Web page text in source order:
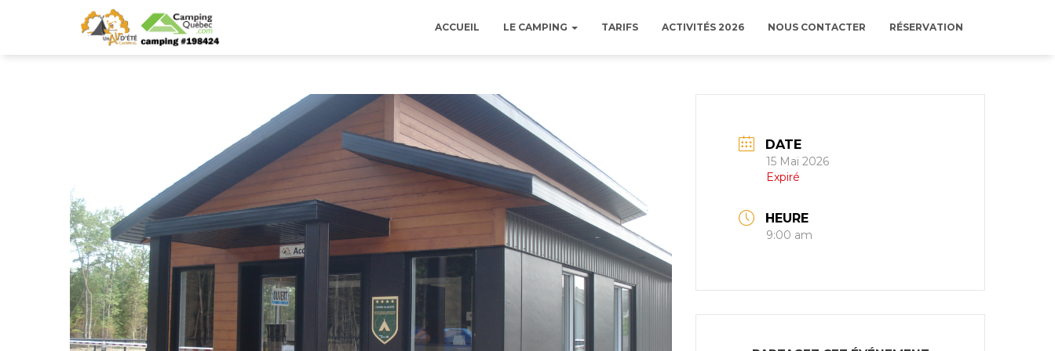
ACCUEIL LE CAMPING TARIFS ACTIVITÉS 2026 NOUS CONTACTER RÉSERVATION
DATE
15 Mai 2026
Expiré
HEURE
9:00 am